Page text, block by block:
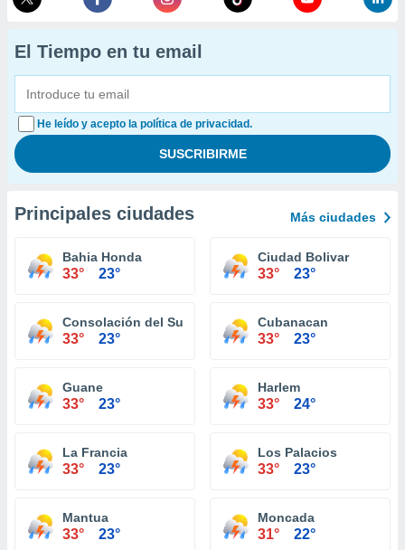
El Tiempo en tu email
He leído y acepto la política de privacidad.
Principales ciudades Más ciudades
Bahia Honda
33° 23°
Ciudad Bolivar
33° 23°
Consolación del Sur
33° 23°
Cubanacan
33° 23°
Guane
33° 23°
Harlem
33° 24°
La Francia
33° 23°
Los Palacios
33° 23°
Mantua
33° 23°
Moncada
31° 22°